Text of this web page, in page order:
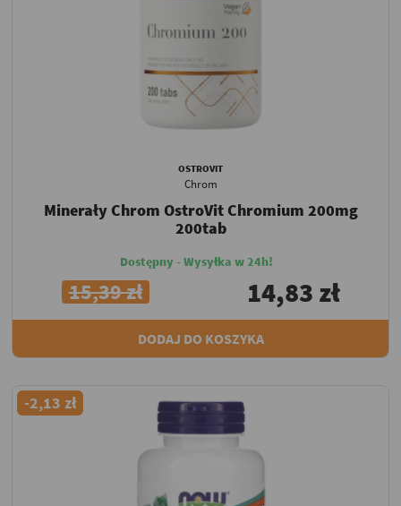
OSTROVIT
Chrom
Minerały Chrom OstroVit Chromium 200mg
200tab
Dostępny - Wysyłka w 24h!
15,39 zł 14,83 zł
DODAJ DO KOSZYKA
-2,13 zł